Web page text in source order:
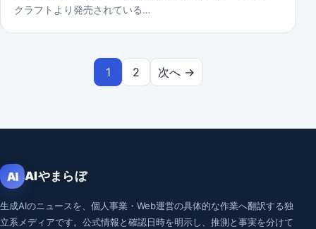
クラフトより発売されている…
投稿のページ送り
1 2 次へ →
AI AIやまらぼ
生成AIのニュースを、個人事業・Web運営の具体的な作業へ翻訳する独
立系メディアです。公式情報と確認日時を明示し、推測と事実を分けて